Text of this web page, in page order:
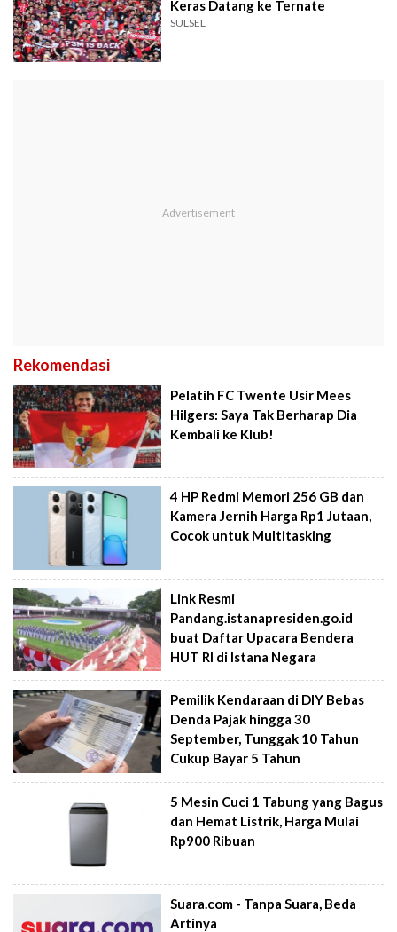
Keras Datang ke Ternate
SULSEL
Rekomendasi
Pelatih FC Twente Usir Mees
Hilgers: Saya Tak Berharap Dia
Kembali ke Klub!
4 HP Redmi Memori 256 GB dan
Kamera Jernih Harga Rp1 Jutaan,
Cocok untuk Multitasking
Link Resmi
Pandang.istanapresiden.go.id
buat Daftar Upacara Bendera
HUT RI di Istana Negara
Pemilik Kendaraan di DIY Bebas
Denda Pajak hingga 30
September, Tunggak 10 Tahun
Cukup Bayar 5 Tahun
5 Mesin Cuci 1 Tabung yang Bagus
dan Hemat Listrik, Harga Mulai
Rp900 Ribuan
Suara.com - Tanpa Suara, Beda
Artinya